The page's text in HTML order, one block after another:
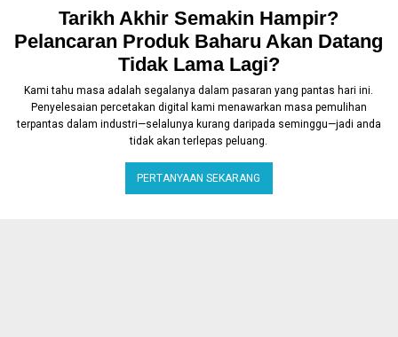
Tarikh Akhir Semakin Hampir?
Pelancaran Produk Baharu Akan Datang
Tidak Lama Lagi?
Kami tahu masa adalah segalanya dalam pasaran yang pantas hari ini.
Penyelesaian percetakan digital kami menawarkan masa pemulihan
terpantas dalam industri—selalunya kurang daripada seminggu—jadi anda
tidak akan terlepas peluang.
PERTANYAAN SEKARANG